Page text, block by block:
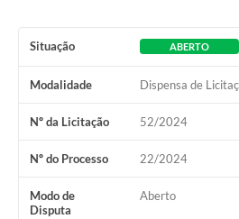
Situação ABERTO
Modalidade Dispensa de
Nº da Licitação 52/2024
Nº do Processo 22/2024
Modo de
Disputa
Aberto